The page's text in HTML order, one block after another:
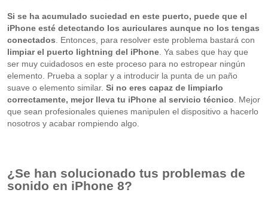
Si se ha acumulado suciedad en este puerto, puede que el
iPhone esté detectando los auriculares aunque no los tengas
conectados . Entonces, para resolver este problema bastará con
limpiar el puerto lightning del iPhone. Ya sabes que hay que
ser muy cuidadosos en este proceso para no estropear ningún
elemento. Prueba a soplar y a introducir la punta de un paño
suave o elemento similar. Si no eres capaz de limpiarlo
correctamente, mejor lleva tu iPhone al servicio técnico . Mejor
que sean profesionales quienes manipulen el dispositivo a hacerlo
nosotros y acabar rompiendo algo.
¿Se han solucionado tus problemas de
sonido en iPhone 8?